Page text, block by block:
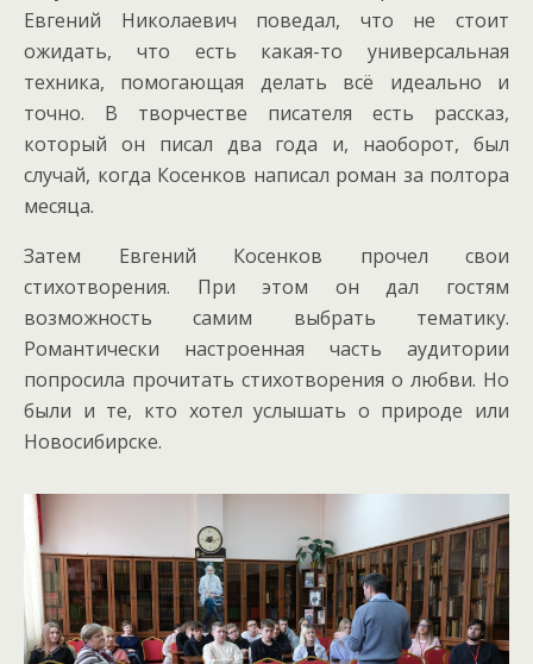
Евгений Николаевич поведал, что не стоит
ожидать, что есть какая-то универсальная
техника, помогающая делать всё идеально и
точно. В творчестве писателя есть рассказ,
который он писал два года и, наоборот, был
случай, когда Косенков написал роман за полтора
месяца.
Затем Евгений Косенков прочел свои
стихотворения. При этом он дал гостям
возможность самим выбрать тематику.
Романтически настроенная часть аудитории
попросила прочитать стихотворения о любви. Но
были и те, кто хотел услышать о природе или
Новосибирске.